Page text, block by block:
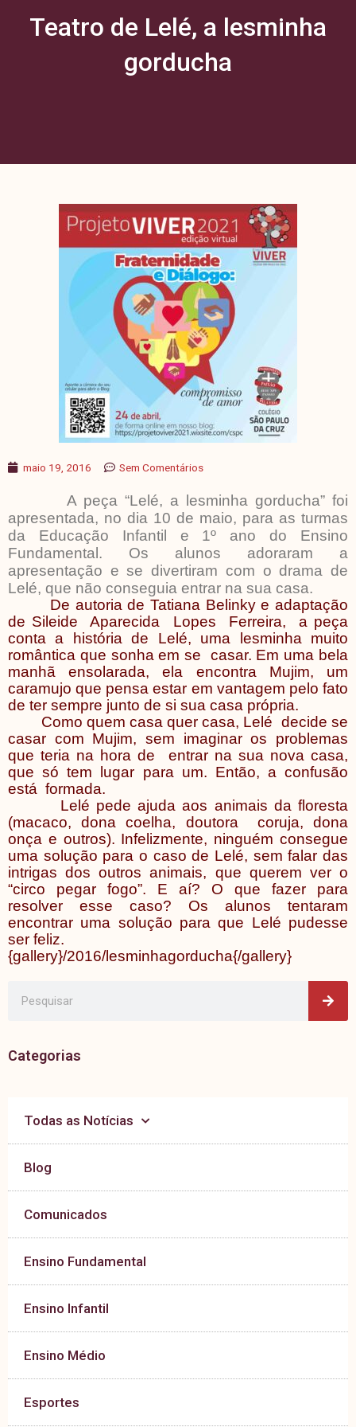
Teatro de Lelé, a lesminha
gorducha
maio 19, 2016 Sem Comentários
A peça “Lelé, a lesminha gorducha” foi
apresentada, no dia 10 de maio, para as turmas
da Educação Infantil e 1º ano do Ensino
Fundamental. Os alunos adoraram a
apresentação e se divertiram com o drama de
Lelé, que não conseguia entrar na sua casa.
De autoria de Tatiana Belinky e adaptação
de Sileide Aparecida Lopes Ferreira, a peça
conta a história de Lelé, uma lesminha muito
romântica que sonha em se casar. Em uma bela
manhã ensolarada, ela encontra Mujim, um
caramujo que pensa estar em vantagem pelo fato
de ter sempre junto de si sua casa própria.
Como quem casa quer casa, Lelé decide se
casar com Mujim, sem imaginar os problemas
que teria na hora de entrar na sua nova casa,
que só tem lugar para um. Então, a confusão
está formada.
Lelé pede ajuda aos animais da floresta
(macaco, dona coelha, doutora coruja, dona
onça e outros). Infelizmente, ninguém consegue
uma solução para o caso de Lelé, sem falar das
intrigas dos outros animais, que querem ver o
“circo pegar fogo”. E aí? O que fazer para
resolver esse caso? Os alunos tentaram
encontrar uma solução para que Lelé pudesse
ser feliz.
{gallery}/2016/lesminhagorducha{/gallery}
Categorias
Todas as Notícias
Blog
Comunicados
Ensino Fundamental
Ensino Infantil
Ensino Médio
Esportes